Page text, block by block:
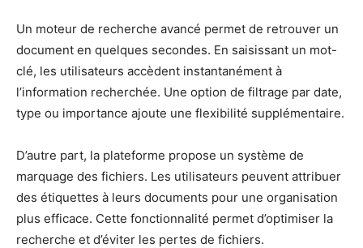
Un moteur de recherche avancé permet de retrouver un
document en quelques secondes. En saisissant un mot-
clé, les utilisateurs accèdent instantanément à
l’information recherchée. Une option de filtrage par date,
type ou importance ajoute une flexibilité supplémentaire.
D’autre part, la plateforme propose un système de
marquage des fichiers. Les utilisateurs peuvent attribuer
des étiquettes à leurs documents pour une organisation
plus efficace. Cette fonctionnalité permet d’optimiser la
recherche et d’éviter les pertes de fichiers.